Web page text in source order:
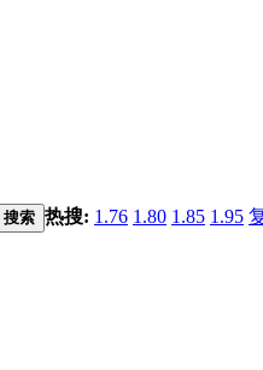
搜索 热搜: 1.76 1.80 1.85 1.95